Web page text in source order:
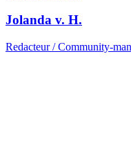
Jolanda v. H.
Redacteur / Community-